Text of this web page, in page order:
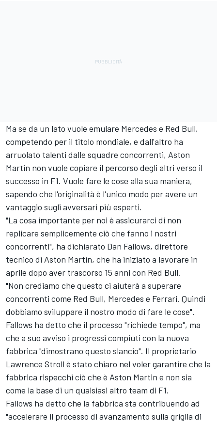
Ma se da un lato vuole emulare Mercedes e Red Bull,
competendo per il titolo mondiale, e dall'altro ha
arruolato talenti dalle squadre concorrenti, Aston
Martin non vuole copiare il percorso degli altri verso il
successo in F1. Vuole fare le cose alla sua maniera,
sapendo che l'originalità è l'unico modo per avere un
vantaggio sugli avversari più esperti.
"La cosa importante per noi è assicurarci di non
replicare semplicemente ciò che fanno i nostri
concorrenti", ha dichiarato Dan Fallows, direttore
tecnico di Aston Martin, che ha iniziato a lavorare in
aprile dopo aver trascorso 15 anni con Red Bull.
"Non crediamo che questo ci aiuterà a superare
concorrenti come Red Bull, Mercedes e Ferrari. Quindi
dobbiamo sviluppare il nostro modo di fare le cose".
Fallows ha detto che il processo "richiede tempo", ma
che a suo avviso i progressi compiuti con la nuova
fabbrica "dimostrano questo slancio". Il proprietario
Lawrence Stroll è stato chiaro nel voler garantire che la
fabbrica rispecchi ciò che è Aston Martin e non sia
come la base di un qualsiasi altro team di F1.
Fallows ha detto che la fabbrica sta contribuendo ad
"accelerare il processo di avanzamento sulla griglia di